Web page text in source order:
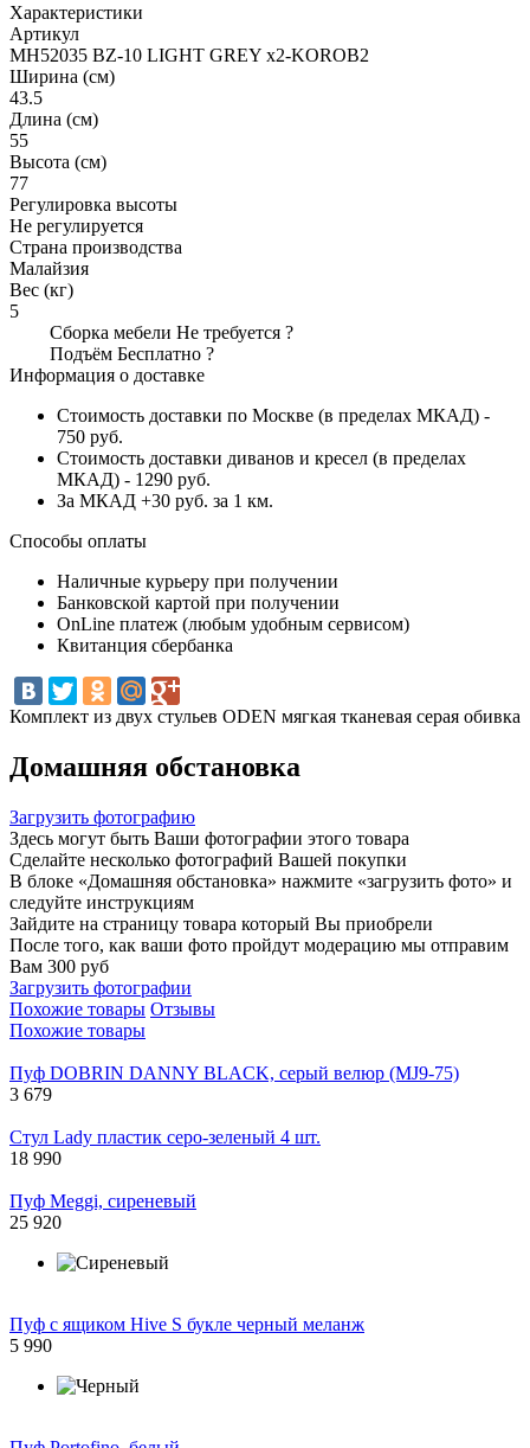
Характеристики
Артикул
MH52035 BZ-10 LIGHT GREY x2-KOROB2
Ширина (см)
43.5
Длина (см)
55
Высота (см)
77
Регулировка высоты
Не регулируется
Страна производства
Малайзия
Вес (кг)
5
Сборка мебели Не требуется ?
Подъём Бесплатно ?
Информация о доставке
Стоимость доставки по Москве (в пределах МКАД) -
750 руб.
Стоимость доставки диванов и кресел (в пределах
МКАД) - 1290 руб.
За МКАД +30 руб. за 1 км.
Способы оплаты
Наличные курьеру при получении
Банковской картой при получении
OnLine платеж (любым удобным сервисом)
Квитанция сбербанка
Комплект из двух стульев ODEN мягкая тканевая серая обивка
Домашняя обстановка
Загрузить фотографию
Здесь могут быть Ваши фотографии этого товара
Сделайте несколько фотографий Вашей покупки
В блоке «Домашняя обстановка» нажмите «загрузить фото» и
следуйте инструкциям
Зайдите на страницу товара который Вы приобрели
После того, как ваши фото пройдут модерацию мы отправим
Вам 300 руб
Загрузить фотографии
Похожие товары Отзывы
Похожие товары
Пуф DOBRIN DANNY BLACK, серый велюр (MJ9-75)
3 679
Стул Lady пластик серо-зеленый 4 шт.
18 990
Пуф Meggi, сиреневый
25 920
Пуф с ящиком Hive S букле черный меланж
5 990